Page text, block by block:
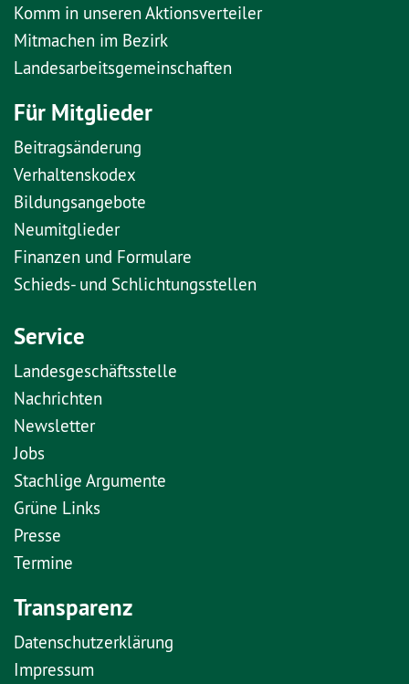
Komm in unseren Aktionsverteiler
Mitmachen im Bezirk
Landesarbeitsgemeinschaften
Für Mitglieder
Beitragsänderung
Verhaltenskodex
Bildungsangebote
Neumitglieder
Finanzen und Formulare
Schieds- und Schlichtungsstellen
Service
Landesgeschäftsstelle
Nachrichten
Newsletter
Jobs
Stachlige Argumente
Grüne Links
Presse
Termine
Transparenz
Datenschutzerklärung
Impressum